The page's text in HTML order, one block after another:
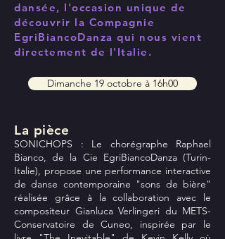
dansée, l'occasion unique de
découvrir la Compagnie
EgriBiancoDanza qui nous vient
directement de l'Italie.
Dimanche 19 octobre à 16h00
La pièce
SONICHOPS : Le chorégraphe Raphael
Bianco, de la Cie EgriBiancoDanza (Turin-
Italie), propose une performance interactive
de danse contemporaine "sons de bière"
réalisée grâce à la collaboration avec le
compositeur Gianluca Verlingeri du METS-
Conservatoire de Cuneo, inspirée par le